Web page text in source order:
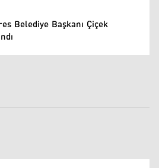
Belediye Başkanı Çiçek